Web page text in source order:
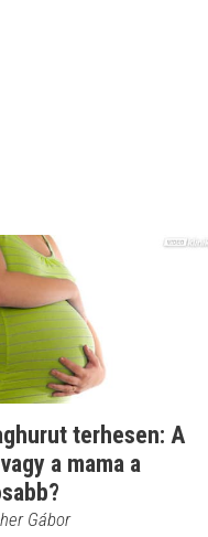
terhesen: A
a mama a
Gábor